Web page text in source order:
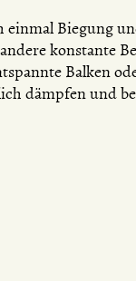
Biegung
konstante
Balken
dämpfen und